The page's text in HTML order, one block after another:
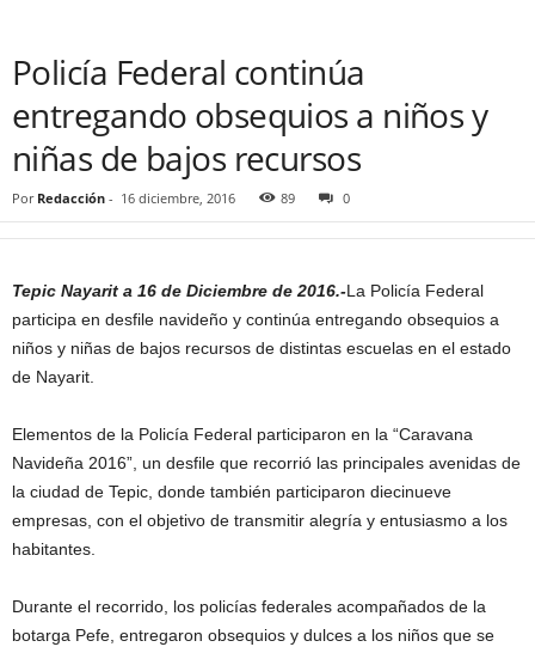
Policía Federal continúa
entregando obsequios a niños y
niñas de bajos recursos
Por Redacción - 16 diciembre, 2016 89 0
Tepic Nayarit a 16 de Diciembre de 2016.-La Policía Federal
participa en desfile navideño y continúa entregando obsequios a
niños y niñas de bajos recursos de distintas escuelas en el estado
de Nayarit.
Elementos de la Policía Federal participaron en la “Caravana
Navideña 2016”, un desfile que recorrió las principales avenidas de
la ciudad de Tepic, donde también participaron diecinueve
empresas, con el objetivo de transmitir alegría y entusiasmo a los
habitantes.
Durante el recorrido, los policías federales acompañados de la
botarga Pefe, entregaron obsequios y dulces a los niños que se